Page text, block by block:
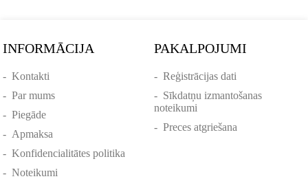
INFORMĀCIJA
-Kontakti
-Par mums
-Piegāde
- Apmaksa
-Konfidencialitātes politika
-Noteikumi
PAKALPOJUMI
- Reģistrācijas dati
- Sīkdatņu izmantošanas
noteikumi
- Preces atgriešana